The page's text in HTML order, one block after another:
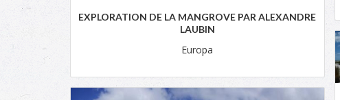
EXPLORATION DE LA MANGROVE PAR ALEXANDRE
LAUBIN
Europa